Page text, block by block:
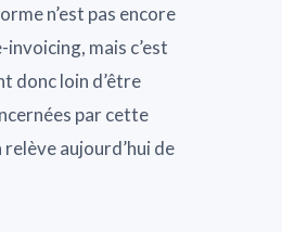
n’est pas encore
mais c’est
donc loin d’être
par cette
aujourd’hui de